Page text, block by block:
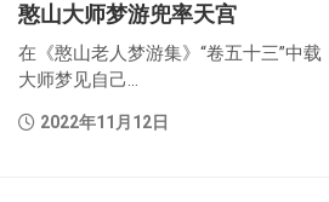
憨山大师梦游兜率天宫
在《憨山老人梦游集》“卷五十三”中
大师梦见自己...
2022年11月12日